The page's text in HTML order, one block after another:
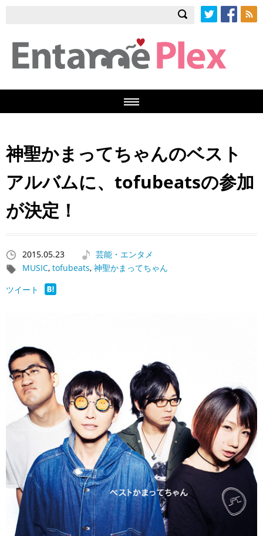
神聖かまってちゃんのベスト
アルバムに、tofubeatsの参加
が決定！
2015.05.23
芸能・エンタメ
MUSIC, tofubeats, 神聖かまってちゃん
ツイート